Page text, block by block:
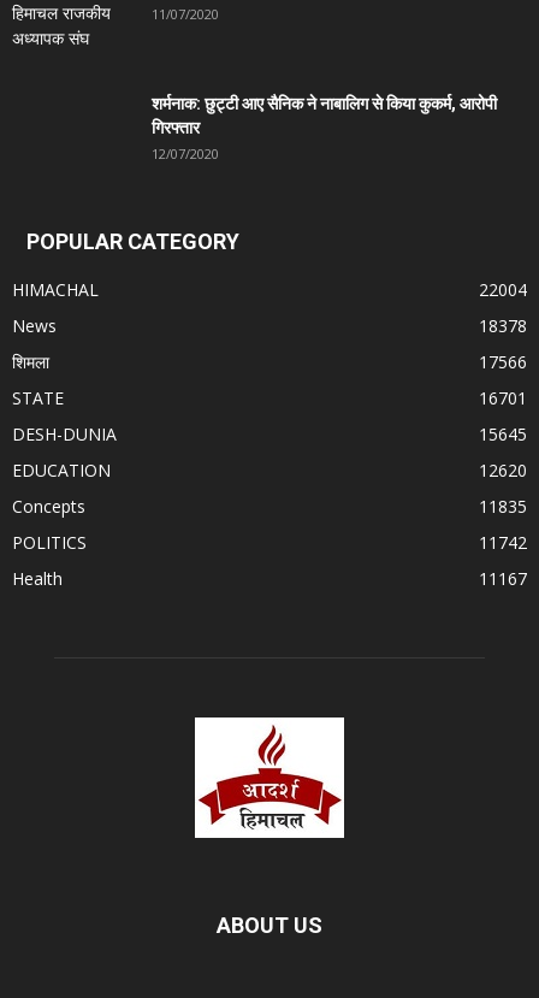
11/07/2020
शर्मनाक: छुट्टी आए सैनिक ने नाबालिग से किया कुकर्म, आरोपी
गिरफ्तार
12/07/2020
POPULAR CATEGORY
HIMACHAL
22004
News
18378
शिमला
17566
STATE
16701
DESH-DUNIA
15645
EDUCATION
12620
Concepts
11835
POLITICS
11742
Health
11167
ABOUT US